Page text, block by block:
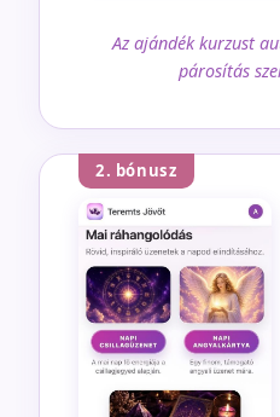
Az ajándék kurzust
párosítás
2. bónusz